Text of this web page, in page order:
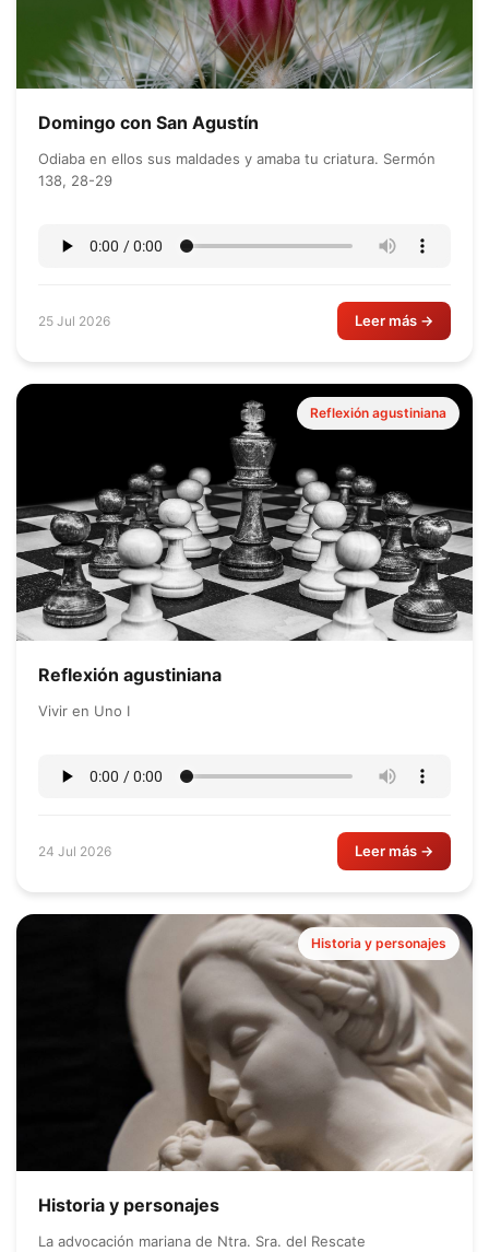
Domingo con San Agustín
Odiaba en ellos sus maldades y amaba tu criatura. Sermón
138, 28-29
25 Jul 2026 Leer más →
Reflexión agustiniana
Reflexión agustiniana
Vivir en Uno I
24 Jul 2026 Leer más →
Historia y personajes
Historia y personajes
La advocación mariana de Ntra. Sra. del Rescate